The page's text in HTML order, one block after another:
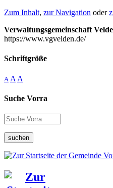
Zum Inhalt, zur Navigation oder
Verwaltungsgemeinschaft
https://www.vgvelden.de/
Schriftgröße
A A A
Suche Vorra
suchen